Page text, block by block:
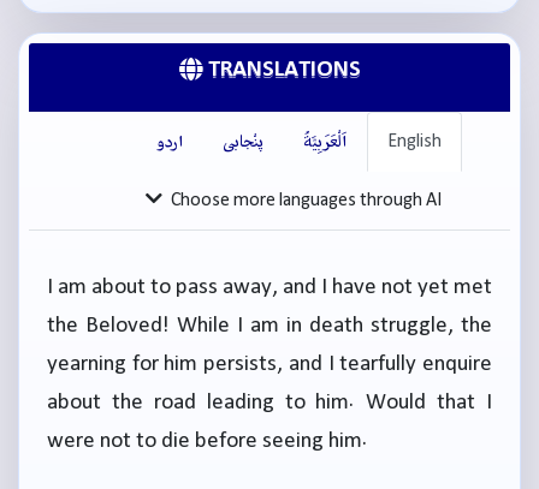
TRANSLATIONS
English اَلْعَرَبِيَّةُ پنْجابی اردو
Choose more languages through AI
I am about to pass away, and I have not yet met
the Beloved! While I am in death struggle, the
yearning for him persists, and I tearfully enquire
about the road leading to him. Would that I
were not to die before seeing him.